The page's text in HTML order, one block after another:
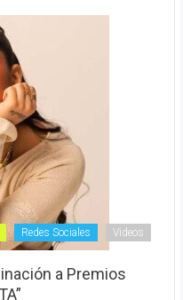
Redes Sociales Videos
a Premios